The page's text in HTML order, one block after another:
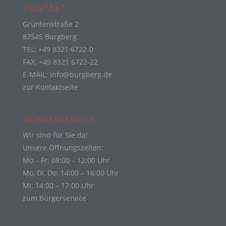
KONTAKT
Grüntenstraße 2
87545 Burgberg
TEL: +49 8321 6722-0
FAX: +49 8321 6722-22
E-MAIL: info@burgberg.de
zur Kontaktseite
BÜRGERSERVICE
Wir sind für Sie da!
Unsere Öffnungszeiten:
Mo – Fr: 08:00 – 12:00 Uhr
Mo, Di, Do: 14:00 – 16:00 Uhr
Mi: 14:00 – 17:00 Uhr
zum Bürgerservice
die sich auf eine identifizierte oder identifizierbare
natürliche Person (im Folgenden „betroffene
Person") beziehen. Als identifizierbar wird eine
natürliche Person angesehen, die direkt oder
indirekt, insbesondere mittels Zuordnung zu einer
Kennung wie einem Namen, zu einer
Kennnummer, zu Standortdaten, zu einer Online-
Kennung oder zu einem oder mehreren
besonderen Merkmalen, die Ausdruck der
psychischen, wirtschaftlichen, kulturellen oder
sozialen Identität dieser natürlichen Person sind,
identifiziert werden kann.
b) betroffene Person
identifizierbare natürliche Person, deren
personenbezogene Daten von dem für die
Verarbeitung Verantwortlichen verarbeitet werden.